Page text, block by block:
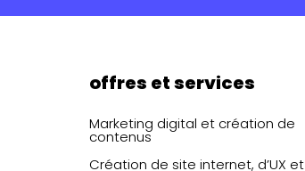
offres et services
Marketing digital et création de
contenus
Création de site internet, d’UX et